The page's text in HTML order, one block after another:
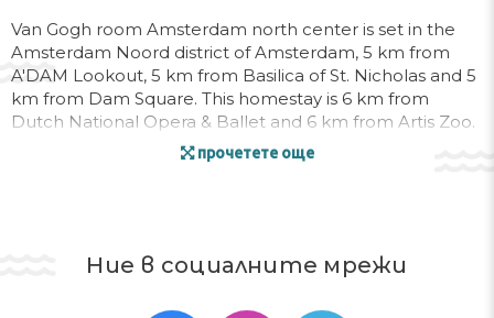
Van Gogh room Amsterdam north center is set in the
Amsterdam Noord district of Amsterdam, 5 km from
A'DAM Lookout, 5 km from Basilica of St. Nicholas and 5
km from Dam Square. This homestay is 6 km from
Dutch National Opera & Ballet and 6 km from Artis Zoo.
The kitchen is fitted with a dishwasher, a microwave and
Royal Palace Amsterdam is 6 km from the homestay,
while Rembrandt House is 6 km away. The nearest
airport is Schiphol Airport, 16 km from Van Gogh room
прочетете още
Ние в социалните мрежи